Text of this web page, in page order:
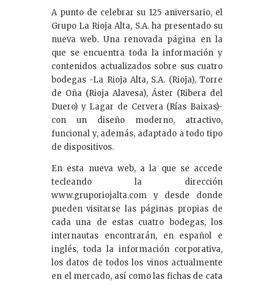
e
dI
n
A punto de celebrar su 125 aniversario, el
Grupo La Rioja Alta, S.A. ha presentado su
nueva web. Una renovada página en la
que se encuentra toda la información y
contenidos actualizados sobre sus cuatro
bodegas -La Rioja Alta, S.A. (Rioja), Torre
de Oña (Rioja Alavesa), Áster (Ribera del
Duero) y Lagar de Cervera (Rías Baixas)-
con un diseño moderno, atractivo,
funcional y, además, adaptado a todo tipo
de dispositivos.
En esta nueva web, a la que se accede
tecleando la dirección
www.gruporiojalta.com y desde donde
pueden visitarse las páginas propias de
cada una de estas cuatro bodegas, los
internautas encontrarán, en español e
inglés, toda la información corporativa,
los datos de todos los vinos actualmente
en el mercado, así como las fichas de cata